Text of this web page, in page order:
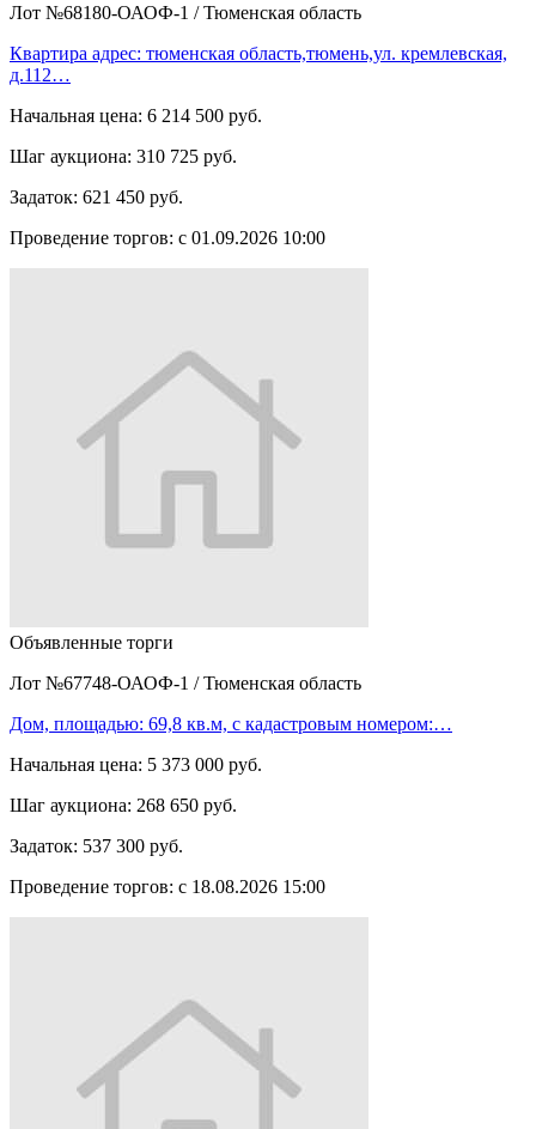
Лот №68180-ОАОФ-1 / Тюменская область
Квартира адрес: тюменская область,тюмень,ул. кремлевская,
д.112…
Начальная цена: 6 214 500 руб.
Шаг аукциона: 310 725 руб.
Задаток: 621 450 руб.
Проведение торгов: с 01.09.2026 10:00
Объявленные торги
Лот №67748-ОАОФ-1 / Тюменская область
Дом, площадью: 69,8 кв.м, с кадастровым номером:…
Начальная цена: 5 373 000 руб.
Шаг аукциона: 268 650 руб.
Задаток: 537 300 руб.
Проведение торгов: с 18.08.2026 15:00